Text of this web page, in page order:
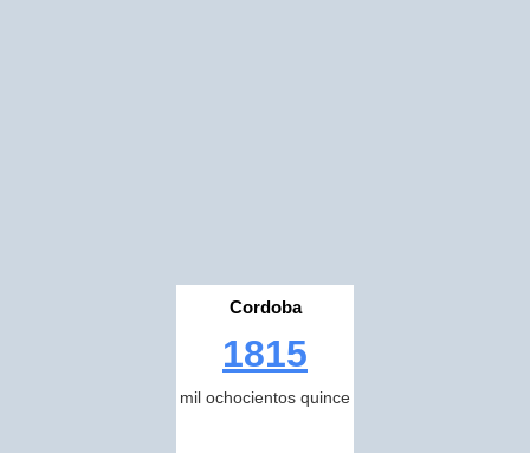
Cordoba
1815
mil ochocientos quince